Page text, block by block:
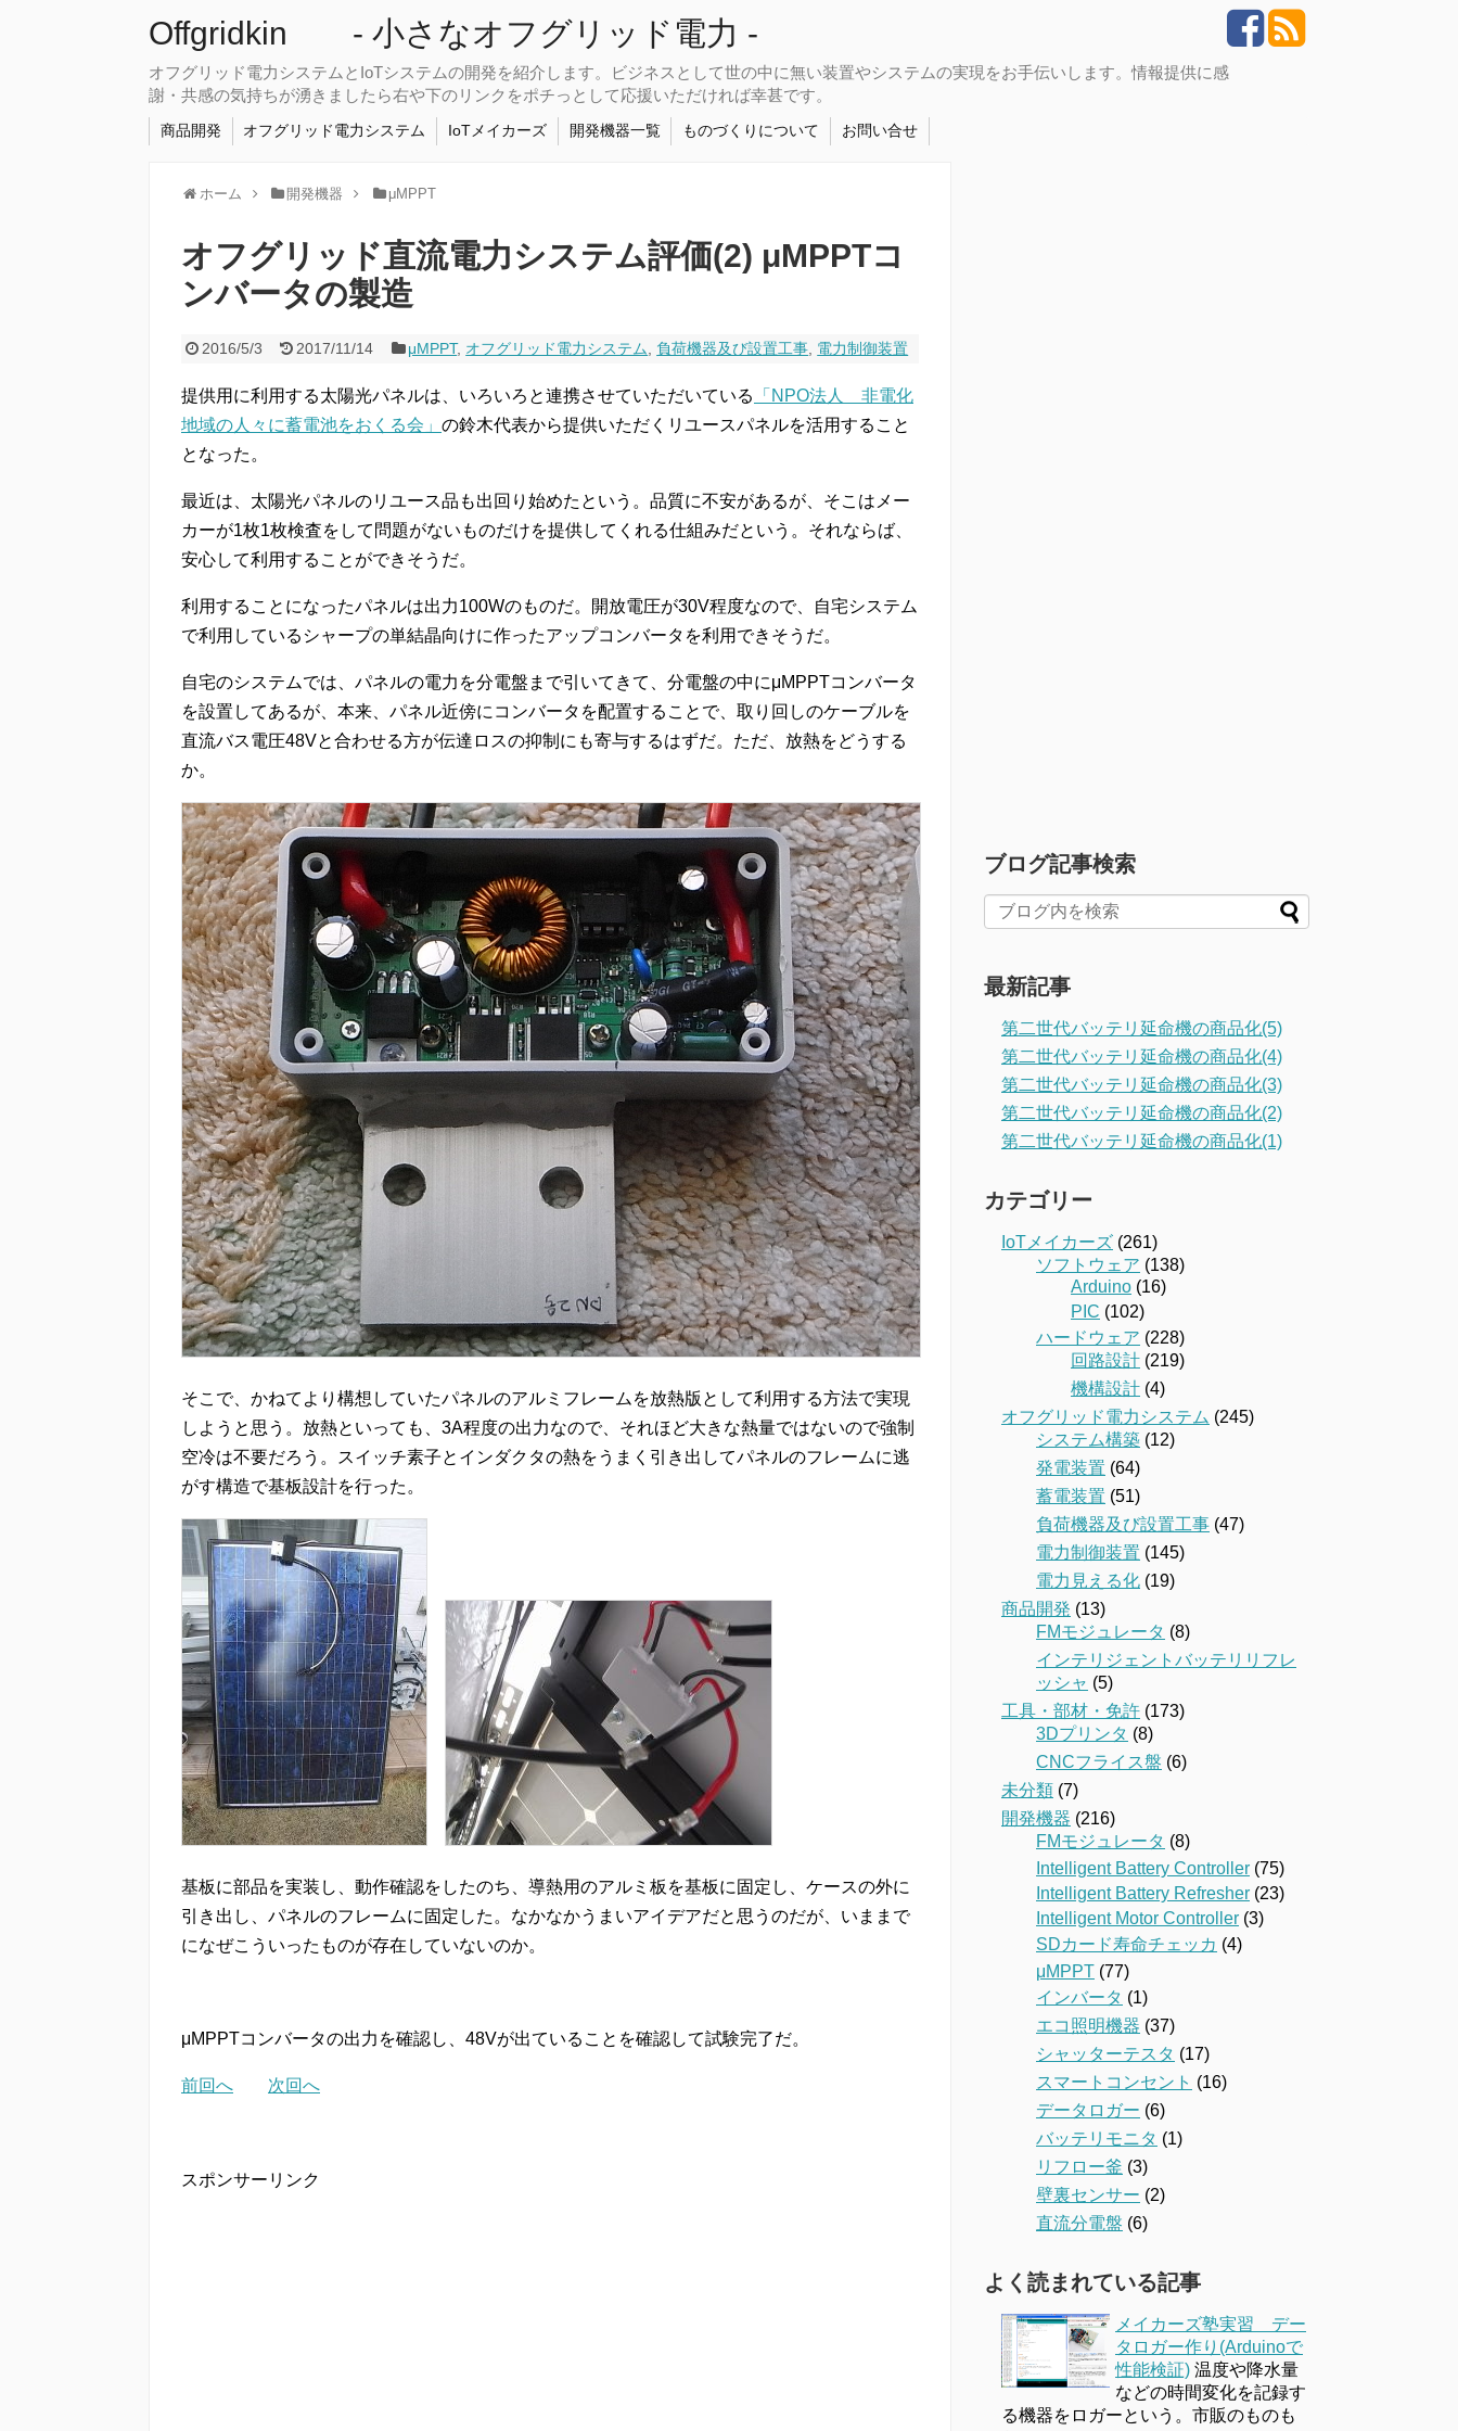
Offgridkin - 小さなオフグリッド電力 -
オフグリッド電力システムとIoTシステムの開発を紹介します。ビジネスとして世の中に無い装置やシステムの実現をお手伝いします。情報提供に感
謝・共感の気持ちが湧きましたら右や下のリンクをポチっとして応援いただければ幸甚です。
商品開発 オフグリッド電力システム IoTメイカーズ 開発機器一覧 ものづくりについて お問い合せ
ホーム 開発機器 μMPPT
オフグリッド直流電力システム評価(2) μMPPTコ
ンバータの製造
2016/5/3 2017/11/14 μMPPT, オフグリッド電力システム, 負荷機器及び設置工事, 電力制御装置
提供用に利用する太陽光パネルは、いろいろと連携させていただいている
「NPO法人 非電化
地域の人々に蓄電池をおくる会」 の鈴木代表から提供いただくリユースパネルを活用すること
となった。
最近は、太陽光パネルのリユース品も出回り始めたという。品質に不安があるが、そこはメー
カーが1枚1枚検査をして問題がないものだけを提供してくれる仕組みだという。それならば、
安心して利用することができそうだ。
利用することになったパネルは出力100Wのものだ。開放電圧が30V程度なので、自宅システム
で利用しているシャープの単結晶向けに作ったアップコンバータを利用できそうだ。
自宅のシステムでは、パネルの電力を分電盤まで引いてきて、分電盤の中にμMPPTコンバータ
を設置してあるが、本来、パネル近傍にコンバータを配置することで、取り回しのケーブルを
直流バス電圧48Vと合わせる方が伝達ロスの抑制にも寄与するはずだ。ただ、放熱をどうする
か。
そこで、かねてより構想していたパネルのアルミフレームを放熱版として利用する方法で実現
しようと思う。放熱といっても、3A程度の出力なので、それほど大きな熱量ではないので強制
空冷は不要だろう。スイッチ素子とインダクタの熱をうまく引き出してパネルのフレームに逃
がす構造で基板設計を行った。
基板に部品を実装し、動作確認をしたのち、導熱用のアルミ板を基板に固定し、ケースの外に
引き出し、パネルのフレームに固定した。なかなかうまいアイデアだと思うのだが、いままで
になぜこういったものが存在していないのか。
μMPPTコンバータの出力を確認し、48Vが出ていることを確認して試験完了だ。
前回へ 次回へ
スポンサーリンク
ブログ記事検索
最新記事
第二世代バッテリ延命機の商品化(5)
第二世代バッテリ延命機の商品化(4)
第二世代バッテリ延命機の商品化(3)
第二世代バッテリ延命機の商品化(2)
第二世代バッテリ延命機の商品化(1)
カテゴリー
IoTメイカーズ (261)
ソフトウェア (138)
Arduino (16)
PIC (102)
ハードウェア (228)
回路設計 (219)
機構設計 (4)
オフグリッド電力システム (245)
システム構築 (12)
発電装置 (64)
蓄電装置 (51)
負荷機器及び設置工事 (47)
電力制御装置 (145)
電力見える化 (19)
商品開発 (13)
FMモジュレータ (8)
インテリジェントバッテリリフレ
ッシャ (5)
工具・部材・免許 (173)
3Dプリンタ (8)
CNCフライス盤 (6)
未分類 (7)
開発機器 (216)
FMモジュレータ (8)
Intelligent Battery Controller (75)
Intelligent Battery Refresher (23)
Intelligent Motor Controller (3)
SDカード寿命チェッカ (4)
μMPPT (77)
インバータ (1)
エコ照明機器 (37)
シャッターテスタ (17)
スマートコンセント (16)
データロガー (6)
バッテリモニタ (1)
リフロー釜 (3)
壁裏センサー (2)
直流分電盤 (6)
よく読まれている記事
メイカーズ塾実習 デー
タロガー作り(Arduinoで
性能検証) 温度や降水量
などの時間変化を記録す
る機器をロガーという。市販のものも